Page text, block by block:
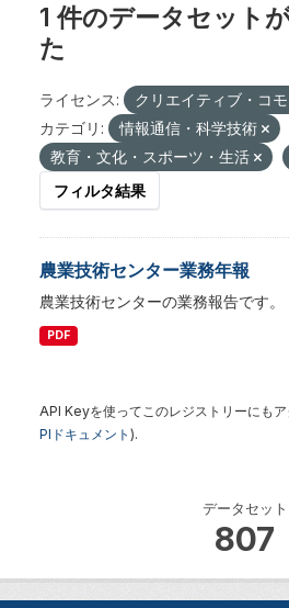
データセット
807
1 件のデータセット
た
ライセンス:
クリエイティブ・コ
カテゴリ:
情報通信・科学技術
教育・文化・スポーツ・生活
フィルタ結果
農業技術センター業務年報
農業技術センターの業務報告です。
PDF
API Keyを使ってこのレジストリーにも
PIドキュメント ).